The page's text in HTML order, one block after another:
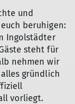
und
beruhigen:
Ingolstädter
steht für
nehmen wir
gründlich
vorliegt.